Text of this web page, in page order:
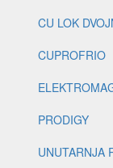
CU LOK
CUPROFRIO
PRODIGY
UNUTARNJA